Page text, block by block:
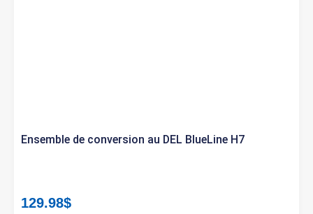
Ensemble de conversion au DEL BlueLine H7
129.98$